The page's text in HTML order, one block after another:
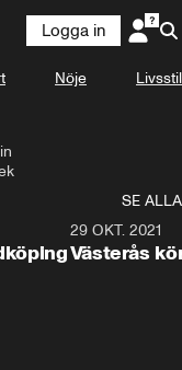
Logga in
Nöje Livsstil
SE ALLA
29 OKT. 2021
Västerås